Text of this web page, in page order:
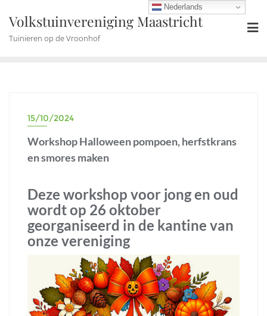
naar
de
Volkstuinvereniging Maastricht
Tuinieren op de Vroonhof
15/10/2024
Workshop Halloween pompoen, herfstkrans
en smores maken
Deze workshop voor jong en oud
wordt op 26 oktober
georganiseerd in de kantine van
onze vereniging
Nederlands